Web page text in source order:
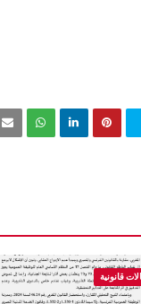
قانونية